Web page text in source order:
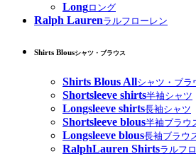
Longロング
Ralph Laurenラルフローレン
Shirts Blousシャツ・ブラウス
Shirts Blous Allシャツ・ブラ
Shortsleeve shirts半袖シャツ
Longsleeve shirts長袖シャツ
Shortsleeve blous半袖ブラウ
Longsleeve blous長袖ブラウ
RalphLauren Shirtsラルフ